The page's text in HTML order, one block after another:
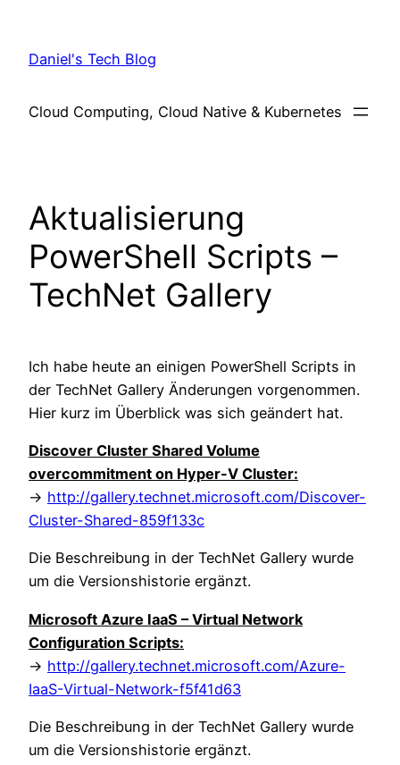
content
Daniel's Tech Blog
Cloud Computing, Cloud Native & Kubernetes
Aktualisierung
PowerShell Scripts –
TechNet Gallery
Ich habe heute an einigen PowerShell Scripts in
der TechNet Gallery Änderungen vorgenommen.
Hier kurz im Überblick was sich geändert hat.
Discover Cluster Shared Volume
overcommitment on Hyper-V Cluster:
-> http://gallery.technet.microsoft.com/Discover-
Cluster-Shared-859f133c
Die Beschreibung in der TechNet Gallery wurde
um die Versionshistorie ergänzt.
Microsoft Azure IaaS – Virtual Network
Configuration Scripts:
-> http://gallery.technet.microsoft.com/Azure-
IaaS-Virtual-Network-f5f41d63
Die Beschreibung in der TechNet Gallery wurde
um die Versionshistorie ergänzt.